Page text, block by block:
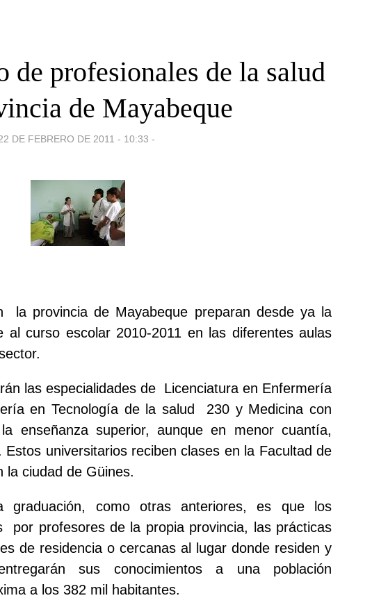
de profesionales de la salud
de Mayabeque
DE FEBRERO DE 2011 - 10:33 -
la provincia de Mayabeque preparan desde ya la
al curso escolar 2010-2011 en las diferentes aulas
las especialidades de Licenciatura en Enfermería
en Tecnología de la salud
230 y Medicina con
la enseñanza superior, aunque en menor cuantía,
Estos universitarios reciben clases en la Facultad de
la ciudad de Güines.
graduación, como otras anteriores, es que los
por profesores de la propia provincia, las prácticas
de residencia o cercanas al lugar donde residen y
sus conocimientos a una población
a los 382 mil habitantes.